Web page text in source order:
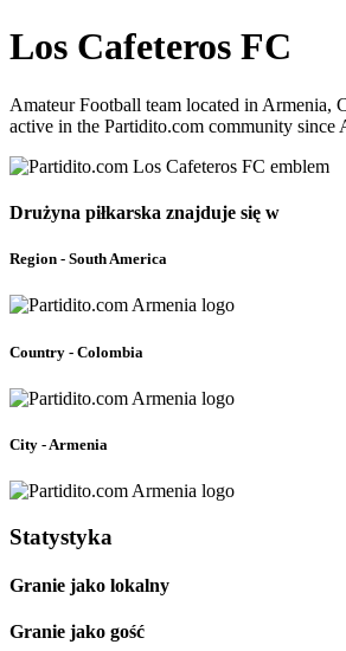
Los Cafeteros FC
Amateur Football team located in Armenia,
active in the Partidito.com community since
Drużyna piłkarska znajduje się w
Region - South America
Country - Colombia
City - Armenia
Statystyka
Granie jako lokalny
Granie jako gość